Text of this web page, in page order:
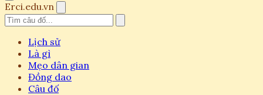
Erci.edu.vn
Lịch sử
Là gì
Mẹo dân gian
Đồng dao
Câu đố